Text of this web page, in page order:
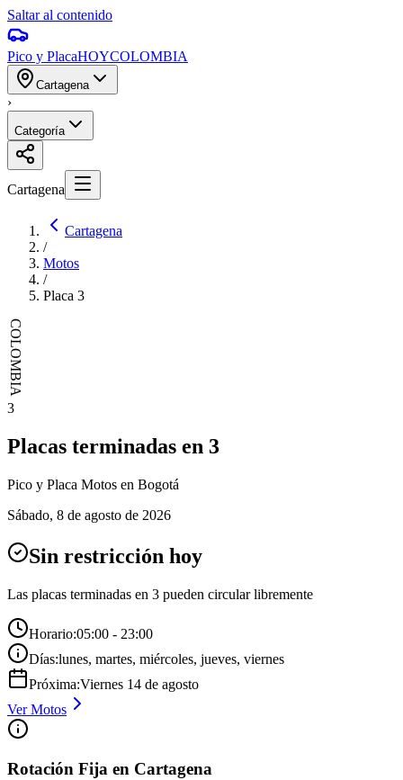
Saltar al contenido
Pico y PlacaHOYCOLOMBIA
Cartagena
›
Categoría
Cartagena
Cartagena
/
Motos
/
Placa 3
COLOMBIA
3
Placas terminadas en 3
Pico y Placa Motos en Bogotá
Sábado, 8 de agosto de 2026
Sin restricción hoy
Las placas terminadas en 3 pueden circular libremente
Horario:05:00 - 23:00
Días:lunes, martes, miércoles, jueves, viernes
Próxima:Viernes 14 de agosto
VerMotos
Rotación Fija en Cartagena